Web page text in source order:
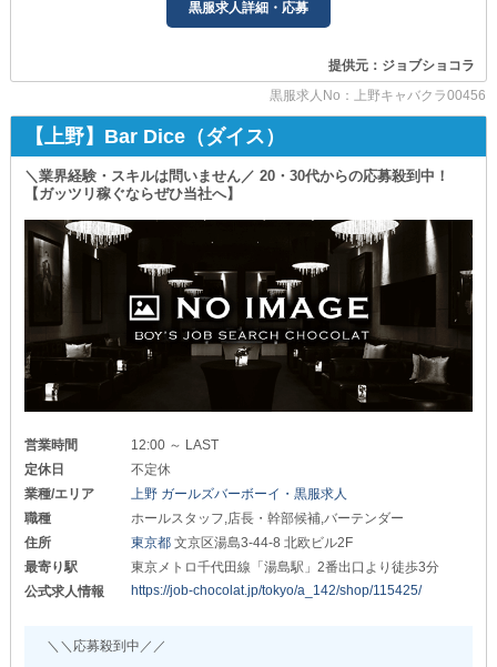
▼抜群のサポート体制！
キャストにも頼りにされています◎
そんな先輩スタッフたちが
業務内容を基礎から丁寧にレクチャー！
焦ることなく、あなたのペースでお仕事に慣れていきましょう。
━－━－━－━－━－━－━－━－━－━
【Pasha（パシャ）】
━－━－━－━－━－━－━－━－━－━
▼気になる給与はこちら！
￣￣￣￣￣￣￣￣￣￣￣￣
□店長・幹部候補：月給41万円～
□ホールスタッフ（正社員）：月給32万円～
□ホールスタッフ（アルバイト）：時給2,000円～
当店は、出勤したその日にお渡しできます◎
急な出費で生活費がピンチなときは
お気軽にご相談ください◎
▼待遇面も抜かりなし！
￣￣￣￣￣￣￣￣￣￣￣
#快適なお部屋を完備◎
即入居可能な、1R寮をご用意しています。
黒服求人詳細・応募
提供元：ジョブショコラ
黒服求人No：上野キャバクラ00456
【上野】Bar Dice（ダイス）
＼業界経験・スキルは問いません／ 20・30代からの応募殺到中！
【ガッツリ稼ぐならぜひ当社へ】
営業時間
12:00 ～ LAST
定休日
不定休
業種/エリア
上野 ガールズバーボーイ・黒服求人
職種
ホールスタッフ,店長・幹部候補,バーテンダー
住所
東京都文京区湯島3-44-8 北欧ビル2F
最寄り駅
東京メトロ千代田線「湯島駅」2番出口より徒歩3分
公式求人情報
https://job-chocolat.jp/tokyo/a_142/shop/115425/
＼＼応募殺到中／／